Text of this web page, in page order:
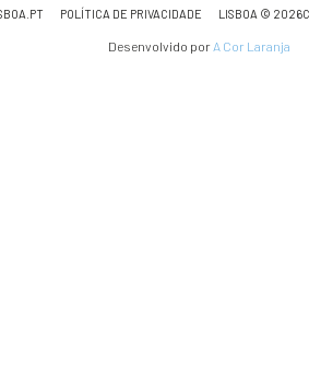
POLÍTICA DE PRIVACIDADE LISBOA ©
Desenvolvido por A Cor Laranja